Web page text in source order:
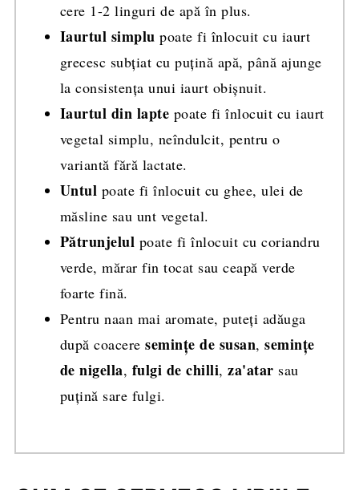
cere 1-2 linguri de apă în plus.
Iaurtul simplu poate fi înlocuit cu iaurt
grecesc subțiat cu puțină apă, până ajunge
la consistența unui iaurt obișnuit.
Iaurtul din lapte poate fi înlocuit cu iaurt
vegetal simplu, neîndulcit, pentru o
variantă fără lactate.
Untul poate fi înlocuit cu ghee, ulei de
măsline sau unt vegetal.
Pătrunjelul poate fi înlocuit cu coriandru
verde, mărar fin tocat sau ceapă verde
foarte fină.
Pentru naan mai aromate, puteți adăuga
după coaceresemințe de susan,semințe
de nigella, fulgi de chilli,za'atar sau
puțină sare fulgi.